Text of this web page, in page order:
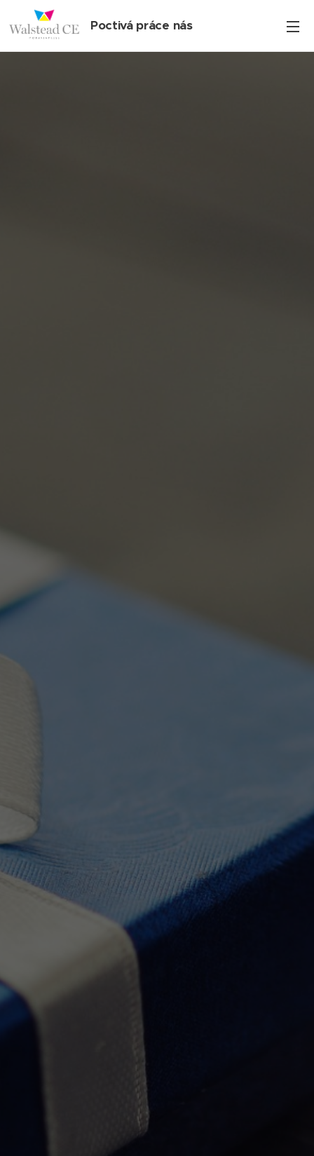
Poctivá práce nás